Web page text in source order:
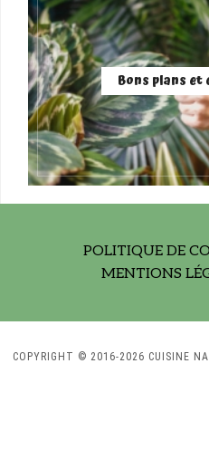
Bons plans et
POLITIQUE DE
MENTIONS
COPYRIGHT © 2016-2026 CUISINE